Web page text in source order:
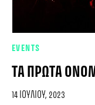
EVENTS
ΤΑ ΠΡΏΤΑ
14 ΙΟΥΛΊΟΥ, 2023